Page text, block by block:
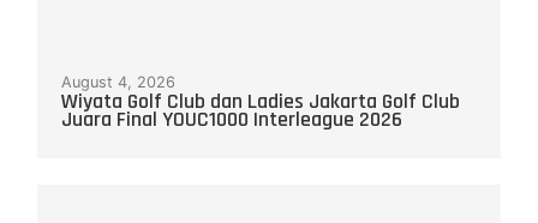
August 4, 2026
Wiyata Golf Club dan Ladies Jakarta Golf Club
Juara Final YOUC1000 Interleague 2026